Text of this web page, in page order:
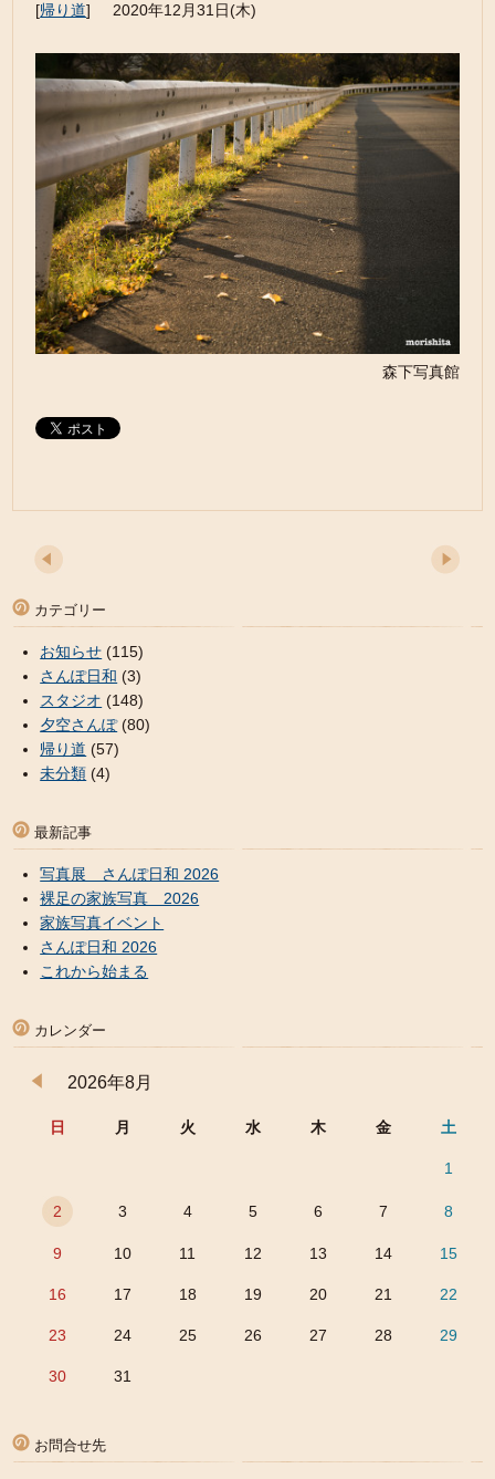
[帰り道] 2020年12月31日(木)
森下写真館
カテゴリー
お知らせ (115)
さんぽ日和 (3)
スタジオ (148)
夕空さんぽ(80)
帰り道 (57)
未分類 (4)
最新記事
写真展 さんぽ日和 2026
裸足の家族写真 2026
家族写真イベント
さんぽ日和 2026
これから始まる
カレンダー
2026年8月
日 月 火 水 木 金 土
1
2 3 4 5 6 7 8
9 10 11 12 13 14 15
16 17 18 19 20 21 22
23 24 25 26 27 28 29
30 31
お問合せ先